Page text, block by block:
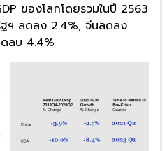
ของโลกโดยรวมในปี 2563
ฐฯ ลดลง 2.4%, จีนลดลง
ลบ 4.4%